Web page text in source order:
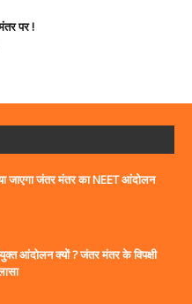
पर !
जाएगा जंतर मंतर का NEET आंदोलन
आंदोलन क्यों ? जंतर मंतर के विपक्षी